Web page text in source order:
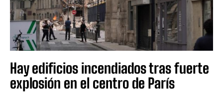
Hay edificios incendiados tras fuerte
explosión en el centro de París